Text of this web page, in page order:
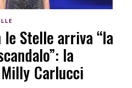
le Stelle arriva “la
la
Carlucci